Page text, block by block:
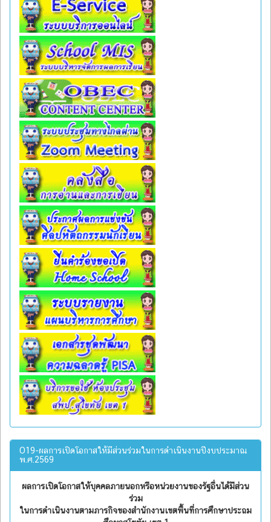
O19-ผลการเปิดโอกาสให้มีส่วนร่วมในการดำเนินงานปีงบประมาณ
พ.ศ.2569
ผลการเปิดโอกาสให้บุคคลภายนอกหรือหน่วยงานของรัฐอื่นได้มีส่วน
ร่วม
ในการดำเนินงานตามภารกิจของสำนักงานเขตพื้นที่การศึกษาประถม